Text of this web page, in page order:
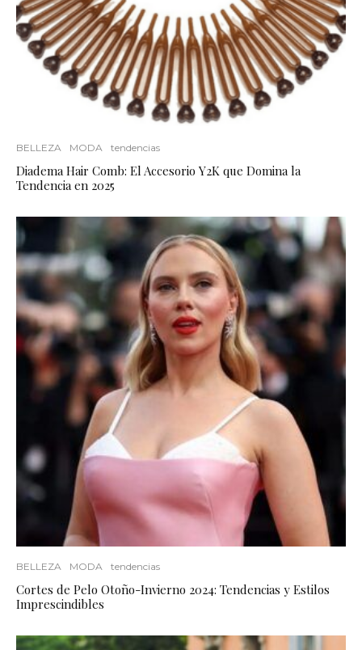
BELLEZA MODA tendencias
Diadema Hair Comb: El Accesorio Y2K que Domina la
Tendencia en 2025
BELLEZA MODA tendencias
Cortes de Pelo Otoño-Invierno 2024: Tendencias y Estilos
Imprescindibles